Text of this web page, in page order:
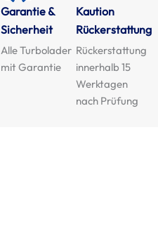
Garantie &
Sicherheit
Alle Turbolader
mit Garantie
Kaution
Rückerstattung
Rückerstattung
innerhalb 15
Werktagen
nach Prüfung